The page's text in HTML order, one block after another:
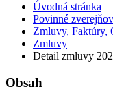
Úvodná stránka
Povinné
Zmluvy, Faktúry,
Zmluvy
Detail zmluvy
Obsah